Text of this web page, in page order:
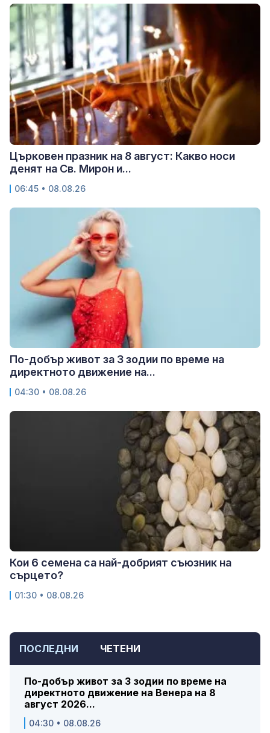
ПОСЛЕДНИ ЧЕТЕНИ
По-добър живот за 3 зодии по време на
директното движение на Венера на 8
август 2026...
04:30 • 08.08.26
Църковен празник на 8 август: Какво носи
денят на Св. Мирон и...
06:45 • 08.08.26
По-добър живот за 3 зодии по време на
директното движение на...
04:30 • 08.08.26
Кои 6 семена са най-добрият съюзник на
сърцето?
01:30 • 08.08.26